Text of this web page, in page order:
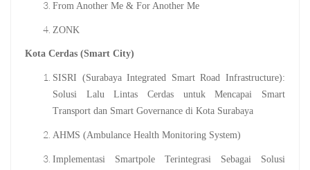
From Another Me & For Another Me
ZONK
Kota Cerdas (Smart City)
SISRI (Surabaya Integrated Smart Road Infrastructure):
Solusi Lalu Lintas Cerdas untuk Mencapai Smart
Transport dan Smart Governance di Kota Surabaya
AHMS (Ambulance Health Monitoring System)
Implementasi Smartpole Terintegrasi Sebagai Solusi